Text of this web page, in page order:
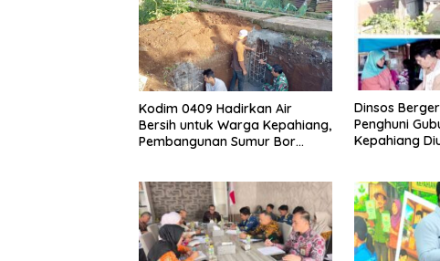
Kodim 0409 Hadirkan Air
Bersih untuk Warga Kepahiang,
Pembangunan Sumur Bor
Dinsos
Penghuni
Kepahiang